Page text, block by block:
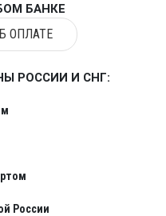
БАНКЕ
ОПЛАТЕ
РОССИИ И СНГ:
России